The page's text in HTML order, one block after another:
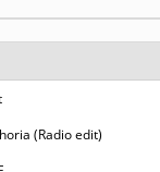
(Radio edit)